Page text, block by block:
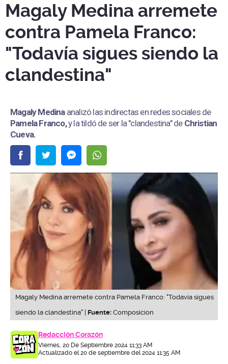
Magaly Medina arremete
contra Pamela Franco:
"Todavía sigues siendo la
clandestina"
Magaly Medina analizó las indirectas en redes sociales de
Pamela Franco,y la tildó de ser la "clandestina" de Christian
Cueva.
Magaly Medina arremete contra Pamela Franco: "Todavía sigues
siendo la clandestina" | Fuente: Composicion
Redacción Corazón
Viernes, 20 De Septiembre 2024 11:33 AM
Actualizado el 20 de septiembre del 2024 11:35 AM